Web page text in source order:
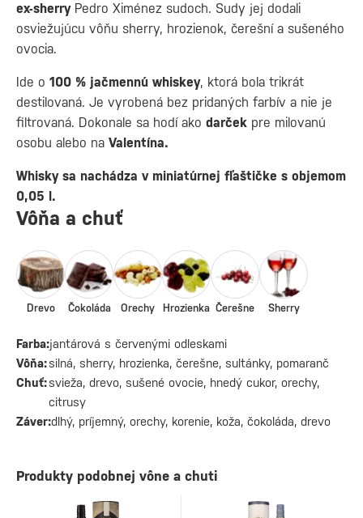
ex-sherryPedro Ximénez sudoch. Sudy jej dodali
osviežujúcu vôňu sherry, hrozienok, čerešní a sušeného
ovocia.
Ide o 100 % jačmennú whiskey, ktorá bola trikrát
destilovaná. Je vyrobená bez pridaných farbív a nie je
filtrovaná. Dokonale sa hodí ako darček pre milovanú
osobu alebo na Valentína.
Whisky sa nachádza v miniatúrnej fľaštičke s objemom
0,05 l.
Vôňa a chuť
Farba:jantárová s červenými odleskami
Vôňa:silná, sherry, hrozienka, čerešne, sultánky, pomaranč
Chuť:svieža, drevo, sušené ovocie, hnedý cukor, orechy,
citrusy
Záver:dlhý, príjemný, orechy, korenie, koža, čokoláda, drevo
Drevo Čokoláda Orechy Hrozienka Čerešne Sherry
Produkty podobnej vône a chuti